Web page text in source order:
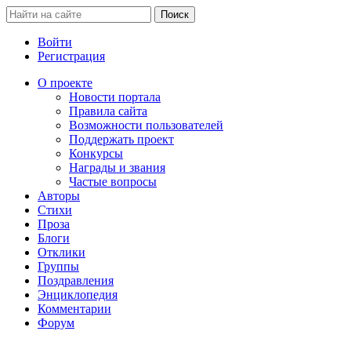
Войти
Регистрация
О проекте
Новости портала
Правила сайта
Возможности пользователей
Поддержать проект
Конкурсы
Награды и звания
Частые вопросы
Авторы
Стихи
Проза
Блоги
Отклики
Группы
Поздравления
Энциклопедия
Комментарии
Форум